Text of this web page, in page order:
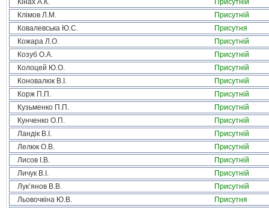
Кінах А.К.
Присутній
Клімов Л.М.
Присутній
Ковалевська Ю.С.
Присутня
Кожара Л.О.
Присутній
Козуб О.А.
Присутній
Колоцей Ю.О.
Присутній
Коновалюк В.І.
Присутній
Корж П.П.
Присутній
Кузьменко П.П.
Присутній
Кунченко О.П.
Присутній
Ландік В.І.
Присутній
Лелюк О.В.
Присутній
Лисов І.В.
Присутній
Личук В.І.
Присутній
Лук’янов В.В.
Присутній
Льовочкіна Ю.В.
Присутня